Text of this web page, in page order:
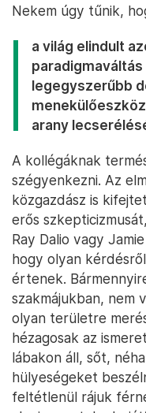
Nekem úgy tűnik,
a világ elindult
legegyszerűbb
arany
A kollégáknak
szégyenkezni. Az
közgazdász is
erős
Ray Dalio vagy
hogy olyan
értenek.
szakmájukban, nem
olyan területre
hézagosak az
lábakon áll, sőt,
hülyeségeket
feltétlenül rájuk